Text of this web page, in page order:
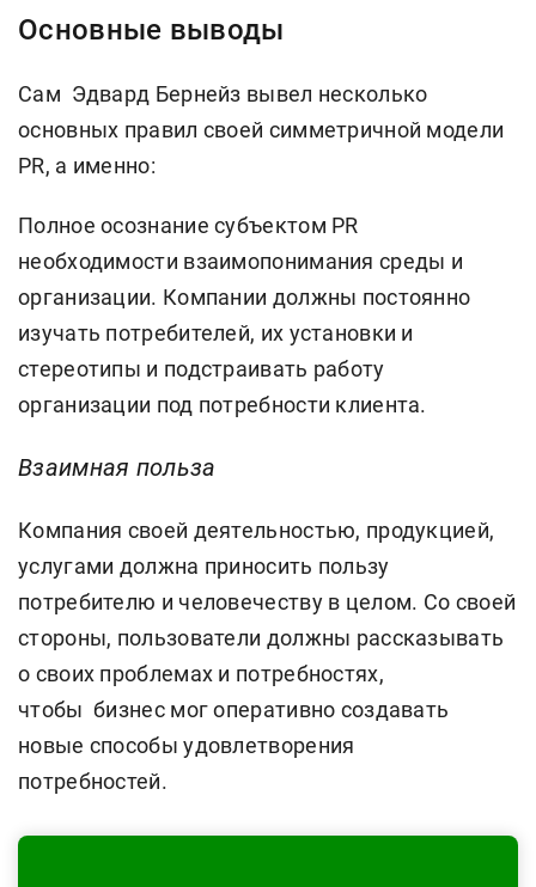
Основные выводы
Сам Эдвард Бернейз вывел несколько
основных правил своей симметричной модели
PR, а именно:
Полное осознание субъектом PR
необходимости взаимопонимания среды и
организации. Компании должны постоянно
изучать потребителей, их установки и
стереотипы и подстраивать работу
организации под потребности клиента.
Взаимная польза
Компания своей деятельностью, продукцией,
услугами должна приносить пользу
потребителю и человечеству в целом. Со своей
стороны, пользователи должны рассказывать
о своих проблемах и потребностях,
чтобы бизнес мог оперативно создавать
новые способы удовлетворения
потребностей.